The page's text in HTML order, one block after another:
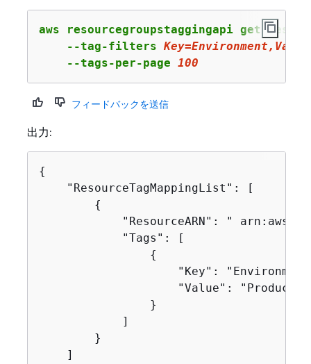
aws resourcegroupstaggingapi get-
    --tag-filters
Key
    --tags-per-page
100
フィードバックを送信
出力:
{
    "ResourceTagMappingList": [
{
"ResourceARN": "
            "Tags": [
{
"Key":
"Value":
                }
            ]
        }
    ]